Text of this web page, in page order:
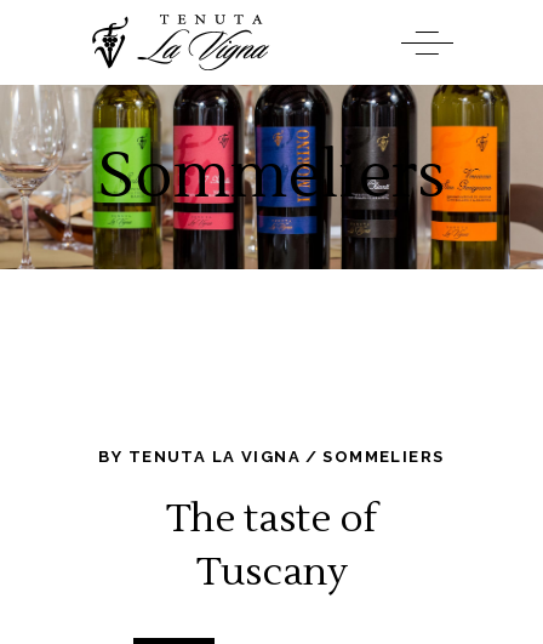
Sommeliers
BY TENUTA LA VIGNA SOMMELIERS
The taste of
Tuscany